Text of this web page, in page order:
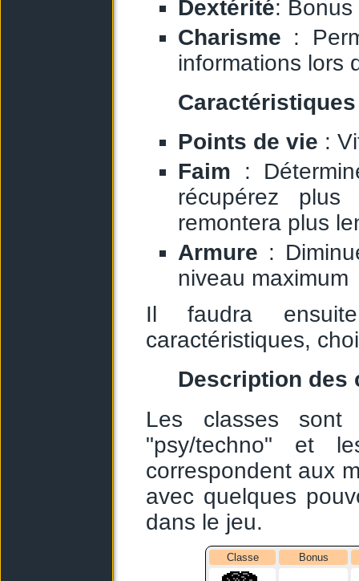
Dextérité:
Charisme :
informations lors
Points de vie :
Faim :
récupérez
remontera plus
Armure :
niveau maximum
Il faudra
caractéristiques,
Description des
Les classes sont
"psy/techno" et
correspondent aux
avec quelques
dans le jeu.
Classe Bonus